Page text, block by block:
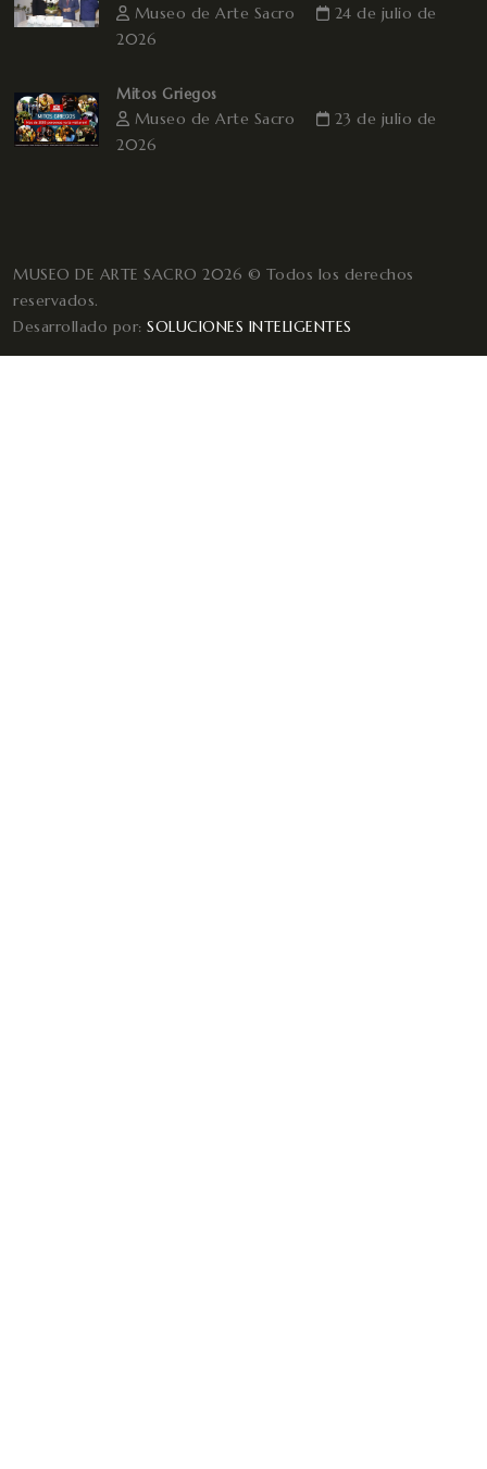
Museo de Arte Sacro
24 de julio de
2026
Mitos Griegos
Museo de Arte Sacro
23 de julio de
2026
MUSEO DE ARTE SACRO 2026 © Todos los derechos
reservados.
Desarrollado por: SOLUCIONES INTELIGENTES